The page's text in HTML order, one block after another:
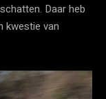
Daar heb
kwestie van